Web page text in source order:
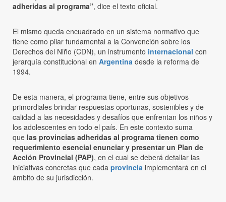
adheridas al programa”, dice el texto oficial.
El mismo queda encuadrado en un sistema normativo que
tiene como pilar fundamental a la Convención sobre los
Derechos del Niño (CDN), un instrumento internacional con
jerarquía constitucional en Argentina desde la reforma de
1994.
De esta manera, el programa tiene, entre sus objetivos
primordiales brindar respuestas oportunas, sostenibles y de
calidad a las necesidades y desafíos que enfrentan los niños y
los adolescentes en todo el país. En este contexto suma
que las provincias adheridas al programa tienen como
requerimiento esencial enunciar y presentar un Plan de
Acción Provincial (PAP), en el cual se deberá detallar las
iniciativas concretas que cada provincia implementará en el
ámbito de su jurisdicción.